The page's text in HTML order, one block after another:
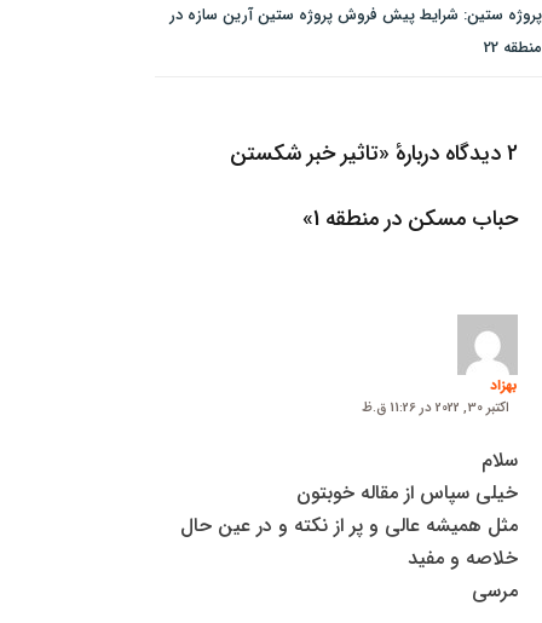
پروژه ستین: شرایط پیش فروش پروژه ستین آرین سازه در
منطقه 22
2 دیدگاه دربارهٔ «تاثیر خبر شکستن
حباب مسکن در منطقه 1»
بهزاد
اکتبر 30, 2022 در 11:26 ق.ظ
سلام
خیلی سپاس از مقاله خوبتون
مثل همیشه عالی و پر از نکته و در عین حال
خلاصه و مفید
مرسی